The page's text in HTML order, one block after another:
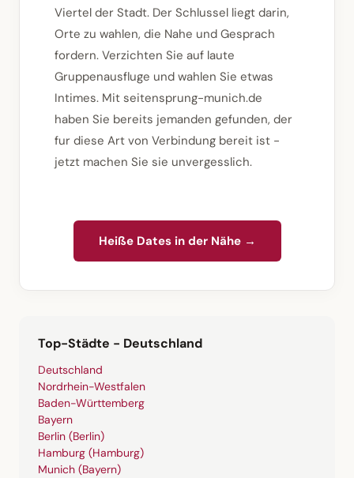
Viertel der Stadt. Der Schlussel liegt darin,
Orte zu wahlen, die Nahe und Gesprach
fordern. Verzichten Sie auf laute
Gruppenausfluge und wahlen Sie etwas
Intimes. Mit seitensprung-munich.de
haben Sie bereits jemanden gefunden, der
fur diese Art von Verbindung bereit ist -
jetzt machen Sie sie unvergesslich.
Heiße Dates in der Nähe →
Top-Städte - Deutschland
Deutschland
Nordrhein-Westfalen
Baden-Württemberg
Bayern
Berlin (Berlin)
Hamburg (Hamburg)
Munich (Bayern)